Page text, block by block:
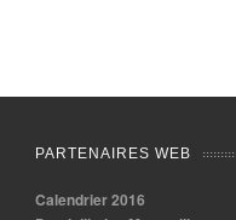
PARTENAIRES WEB
Calendrier 2016